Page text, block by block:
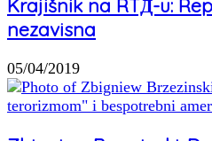
Krajišnik na RTД-u:
nezavisna
05/04/2019